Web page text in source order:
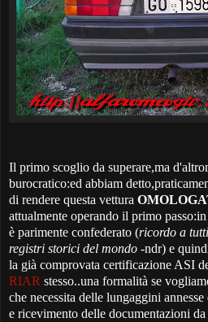
Il primo scoglio da superare,ma
burocratico:ed abbiam
di rendere questa vettura
attualmente operando il primo
è parimente confederato (ricordo a
registri storici del mondo -ndr) e
la già comprovata certificazione ASI
RIAR stesso..una formalità se
che necessita delle lungaggini
e ricevimento delle documentazioni da